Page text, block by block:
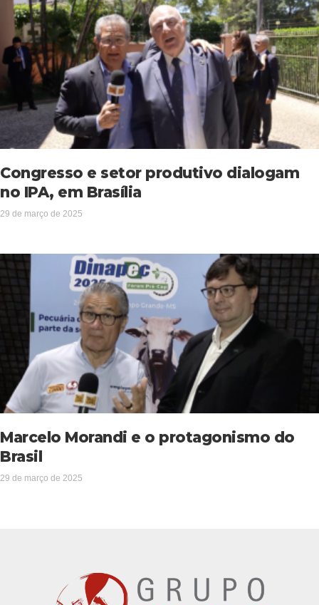
Congresso e setor produtivo dialogam
no IPA, em Brasília
29 de março de 2025
Marcelo Morandi e o protagonismo do
Brasil
29 de março de 2025